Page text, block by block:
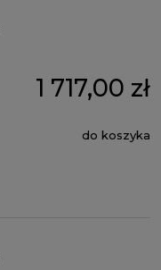
1 717,00 zł
do koszyka